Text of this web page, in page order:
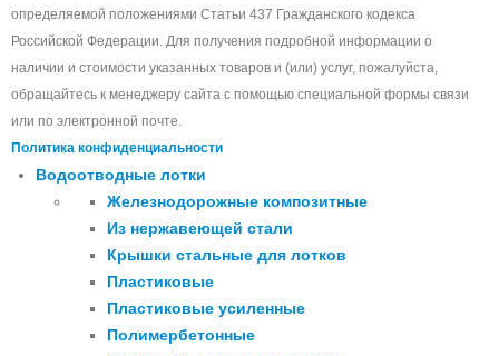
определяемой положениями Статьи 437 Гражданского кодекса
Российской Федерации. Для получения подробной информации о
наличии и стоимости указанных товаров и (или) услуг, пожалуйста,
обращайтесь к менеджеру сайта с помощью специальной формы связи
или по электронной почте.
Политика конфиденциальности
Водоотводные лотки
Железнодорожные композитные
Из нержавеющей стали
Крышки стальные для лотков
Пластиковые
Пластиковые усиленные
Полимербетонные